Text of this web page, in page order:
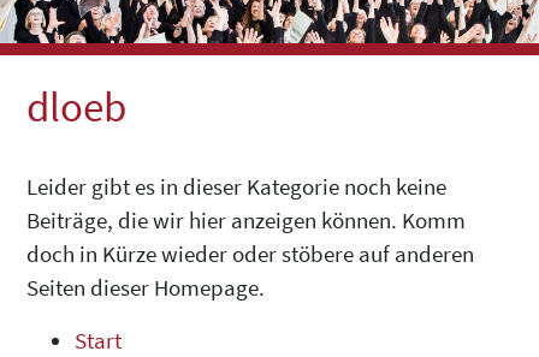
dloeb
Leider gibt es in dieser Kategorie noch keine
Beiträge, die wir hier anzeigen können. Komm
doch in Kürze wieder oder stöbere auf anderen
Seiten dieser Homepage.
Start